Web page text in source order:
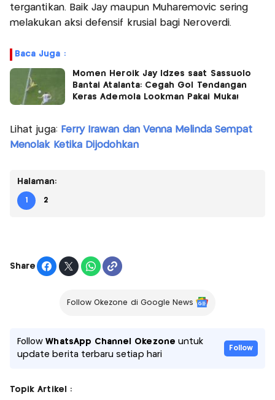
tergantikan. Baik Jay maupun Muharemovic sering
melakukan aksi defensif krusial bagi Neroverdi.
Baca Juga :
Momen Heroik Jay Idzes saat Sassuolo
Bantai Atalanta: Cegah Gol Tendangan
Keras Ademola Lookman Pakai Muka!
Lihat juga: Ferry Irawan dan Venna Melinda Sempat
Menolak Ketika Dijodohkan
Halaman:
1 2
Share
Follow Okezone di Google News
FollowWhatsApp Channel Okezone untuk
update berita terbaru setiap hari
Follow
Topik Artikel :